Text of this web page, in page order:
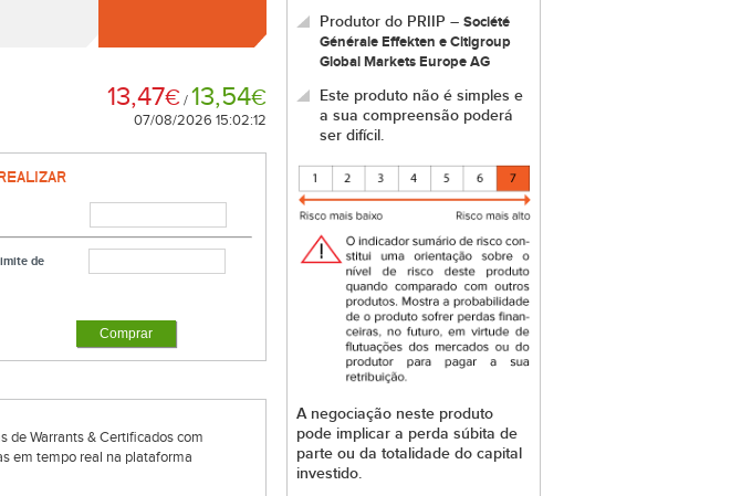
13,47€/13,54€
07/08/2026 15:02:12
de
Comprar
de Warrants & Certificados com
em tempo real na plataforma
Produtor do PRIIP – Société
Générale Effekten e Citigroup
Global Markets Europe AG
Este produto não é simples e
a sua compreensão poderá
ser difícil.
A negociação neste produto
pode implicar a perda súbita de
parte ou da totalidade do capital
investido.